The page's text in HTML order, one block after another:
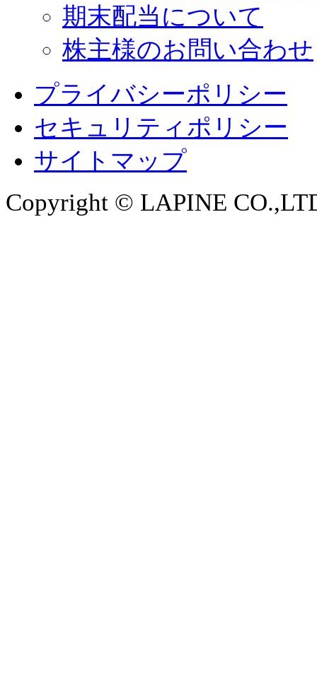
期末配当について
株主様のお問い合わせ
プライバシーポリシー
セキュリティポリシー
サイトマップ
Copyright © LAPINE